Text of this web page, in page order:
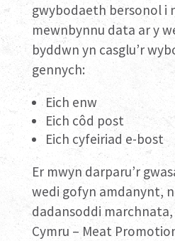
gwybodaeth bersonol i
mewnbynnu data ar y
byddwn yn casglu’r
gennych:
Eich enw
Eich côd post
Eich cyfeiriad e-bost
Er mwyn darparu’r
wedi gofyn amdanynt,
dadansoddi marchnata,
Cymru – Meat